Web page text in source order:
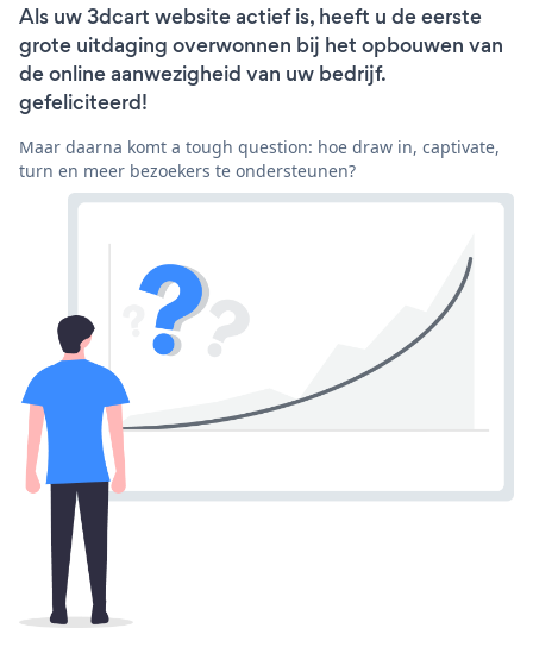
Als uw 3dcart website actief is, heeft u de eerste
grote uitdaging overwonnen bij het opbouwen van
de online aanwezigheid van uw bedrijf.
gefeliciteerd!
Maar daarna komt a tough question: hoe draw in, captivate,
turn en meer bezoekers te ondersteunen?